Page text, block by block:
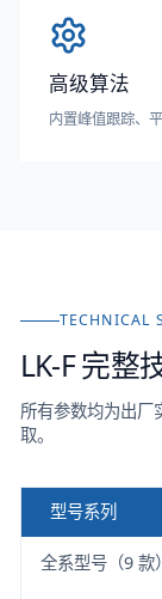
高级算法
内置峰值跟踪、
TECHNICAL
LK-F完整
所有参数均为出厂
取。
型号系列
全系型号（9 款）